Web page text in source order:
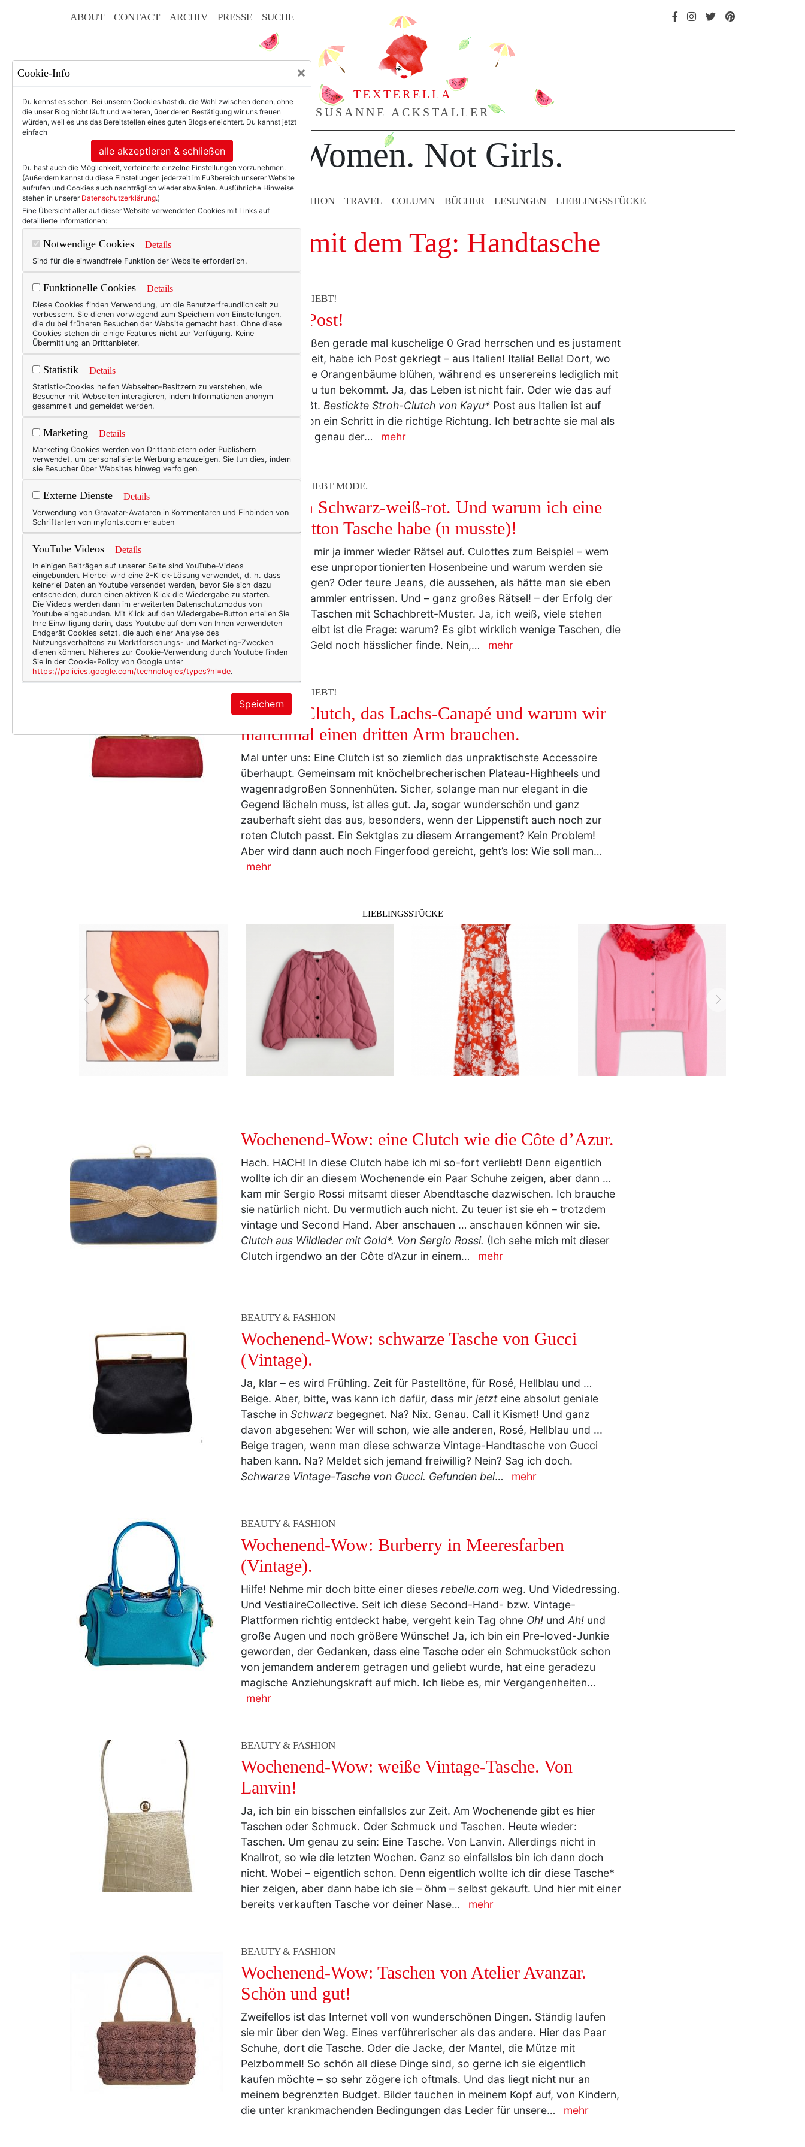
ABOUT CONTACT ARCHIV PRESSE SUCHE
TEXTERELLA
SUSANNE ACKSTALLER
For Women. Not Girls.
BEAUTY & FASHION TRAVEL COLUMN BÜCHER LESUNGEN LIEBLINGS­STÜCKE
Einträge mit dem Tag: Handtasche
TEXTERELLA LIEBT!
Ich habe Post!
Während draußen gerade mal kuschelige 0 Grad herrschen und es justament
mal nicht schneit, habe ich Post gekriegt – aus Italien! Italia! Bella! Dort, wo
jetzt bereits die Orangenbäume blühen, während es unserereins lediglich mit
Frostblumen zu tun bekommt. Ja, das Leben ist nicht fair. Oder wie das auf
Italienisch heißt. Bestickte Stroh-Clutch von Kayu* Post aus Italien ist auf
jeden Fall schon ein Schritt in die richtige Richtung. Ich betrachte sie mal als
Einladung. Wo genau der…
mehr
TEXTERELLA LIEBT MODE.
Klassik in Schwarz-weiß-rot. Und warum ich eine
Louis Vuitton Tasche habe (n musste)!
Die Mode gibt mir ja immer wieder Rätsel auf. Culottes zum Beispiel – wem
bitte stehen diese unproportionierten Hosenbeine und warum werden sie
freiwillig getragen? Oder teure Jeans, die aussehen, als hätte man sie eben
dem Lumpensammler entrissen. Und – ganz großes Rätsel! – der Erfolg der
Louis-Vuitton-Taschen mit Schachbrett-Muster. Ja, ich weiß, viele stehen
darauf. Was bleibt ist die Frage: warum? Es gibt wirklich wenige Taschen, die
ich für so viel Geld noch hässlicher finde. Nein,…
mehr
TEXTERELLA LIEBT!
Die rote Clutch, das Lachs-Canapé und warum wir
manchmal einen dritten Arm brauchen.
Mal unter uns: Eine Clutch ist so ziemlich das unpraktischste Accessoire
überhaupt. Gemeinsam mit knöchelbrecherischen Plateau-Highheels und
wagenradgroßen Sonnenhüten. Sicher, solange man nur elegant in die
Gegend lächeln muss, ist alles gut. Ja, sogar wunderschön und ganz
zauberhaft sieht das aus, besonders, wenn der Lippenstift auch noch zur
roten Clutch passt. Ein Sektglas zu diesem Arrangement? Kein Problem!
Aber wird dann auch noch Fingerfood gereicht, geht’s los: Wie soll man…
mehr
LIEBLINGSSTÜCKE
zurück
Hach. HACH! In diese Clutch habe ich mi so-fort verliebt! Denn eigentlich
wollte ich dir an diesem Wochenende ein Paar Schuhe zeigen, aber dann …
kam mir Sergio Rossi mitsamt dieser Abendtasche dazwischen. Ich brauche
sie natürlich nicht. Du vermutlich auch nicht. Zu teuer ist sie eh – trotzdem
vintage und Second Hand. Aber anschauen … anschauen können wir sie.
Clutch aus Wildleder mit Gold*. Von Sergio Rossi.
(Ich sehe mich mit dieser
Clutch irgendwo an der Côte d’Azur in einem…
mehr
Wochenend-Wow: schwarze Tasche von Gucci
(Vintage).
Ja, klar – es wird Frühling. Zeit für Pastelltöne, für Rosé, Hellblau und …
Beige. Aber, bitte, was kann ich dafür, dass mir jetzt
eine absolut geniale
Tasche in Schwarz
begegnet. Na? Nix. Genau. Call it Kismet! Und ganz
davon abgesehen: Wer will schon, wie alle anderen, Rosé, Hellblau und ...
Beige tragen, wenn man diese schwarze Vintage-Handtasche von Gucci
haben kann. Na? Meldet sich jemand freiwillig? Nein? Sag ich doch.
Schwarze Vintage-Tasche von Gucci. Gefunden bei … mehr
Wochenend-Wow: Burberry in Meeresfarben
(Vintage).
Hilfe! Nehme mir doch bitte einer dieses
Und VestiaireCollective. Seit ich diese Second-Hand- bzw. Vintage-
Plattformen richtig entdeckt habe, vergeht kein Tag ohne
Oh! und Ah!
und
große Augen und noch größere Wünsche! Ja, ich bin ein Pre-loved-Junkie
geworden, der Gedanken, dass eine Tasche oder ein Schmuckstück schon
von jemandem anderem getragen und geliebt wurde, hat eine geradezu
magische Anziehungskraft auf mich. Ich liebe es, mir Vergangenheiten…
mehr
Wochenend-Wow: weiße Vintage-Tasche. Von
Lanvin!
Ja, ich bin ein bisschen einfallslos zur Zeit. Am Wochenende gibt es hier
Taschen oder Schmuck. Oder Schmuck und Taschen. Heute wieder:
Taschen. Um genau zu sein: Eine Tasche. Von Lanvin. Allerdings nicht in
Knallrot, so wie die letzten Wochen. Ganz so einfallslos bin ich dann doch
nicht. Wobei – eigentlich schon. Denn eigentlich wollte ich dir diese Tasche*
hier zeigen, aber dann habe ich sie – öhm – selbst gekauft. Und hier mit einer
bereits verkauften Tasche vor deiner Nase…
mehr
Wochenend-Wow: Taschen von Atelier Avanzar.
Schön und gut!
Zweifellos ist das Internet voll von wunderschönen Dingen. Ständig laufen
sie mir über den Weg. Eines verführerischer als das andere. Hier das Paar
Schuhe, dort die Tasche. Oder die Jacke, der Mantel, die Mütze mit
Pelzbommel! So schön all diese Dinge sind, so gerne ich sie eigentlich
kaufen möchte – so sehr zögere ich oftmals. Und das liegt nicht nur an
meinem begrenzten Budget. Bilder tauchen in meinem Kopf auf, von Kindern,
die unter krankmachenden Bedingungen das Leder für unsere…
mehr
Cookie-Info ×
Du kennst es schon: Bei unseren Cookies hast du die Wahl zwischen denen, ohne
die unser Blog nicht läuft und weiteren, über deren Bestätigung wir uns freuen
würden, weil es uns das Bereitstellen eines guten Blogs erleichtert. Du kannst jetzt
einfach
alle akzeptieren & schließen
Du hast auch die Möglichkeit, verfeinerte einzelne Einstellungen vorzunehmen.
(Außerdem kannst du diese Einstellungen jederzeit im Fußbereich unserer Website
aufrufen und Cookies auch nachträglich wieder abwählen. Ausführliche Hinweise
stehen in unserer Datenschutzerklärung.)
Eine Übersicht aller auf dieser Website verwendeten Cookies mit Links auf
detaillierte Informationen:
Notwendige Cookies Details
Sind für die einwandfreie Funktion der Website erforderlich.
Funktionelle Cookies Details
Diese Cookies finden Verwendung, um die Benutzerfreundlichkeit zu
verbessern. Sie dienen vorwiegend zum Speichern von Einstellungen,
die du bei früheren Besuchen der Website gemacht hast. Ohne diese
Cookies stehen dir einige Features nicht zur Verfügung. Keine
Übermittlung an Drittanbieter.
Statistik Details
Statistik-Cookies helfen Webseiten-Besitzern zu verstehen, wie
Besucher mit Webseiten interagieren, indem Informationen anonym
gesammelt und gemeldet werden.
Marketing Details
Marketing Cookies werden von Drittanbietern oder Publishern
verwendet, um personalisierte Werbung anzuzeigen. Sie tun dies, indem
sie Besucher über Websites hinweg verfolgen.
Externe Dienste Details
Verwendung von Gravatar-Avataren in Kommentaren und Einbinden von
Schriftarten von myfonts.com erlauben
YouTube Videos Details
In einigen Beiträgen auf unserer Seite sind YouTube-Videos
eingebunden. Hierbei wird eine 2-Klick-Lösung verwendet, d. h. dass
keinerlei Daten an Youtube versendet werden, bevor Sie sich dazu
entscheiden, durch einen aktiven Klick die Wiedergabe zu starten.
Die Videos werden dann im erweiterten Datenschutzmodus von
Youtube eingebunden. Mit Klick auf den Wiedergabe-Button erteilen Sie
Ihre Einwilligung darin, dass Youtube auf dem von Ihnen verwendeten
Endgerät Cookies setzt, die auch einer Analyse des
Nutzungsverhaltens zu Marktforschungs- und Marketing-Zwecken
dienen können. Näheres zur Cookie-Verwendung durch Youtube finden
Sie in der Cookie-Policy von Google unter
https://policies.google.com/technologies/types?hl=de.
Speichern